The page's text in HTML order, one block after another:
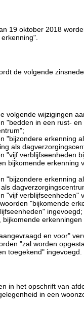
19 oktober 2018
de volgende
volgende wijzigingen
"bedden in een rust-
"bijzondere
als
"vijf
bijkomende
"bijzondere
"vijf verblijfseenheden"
"bijkomende
ingevoegd;
en voor"
"zal worden
toegekend" ingevoegd.
in het opschrift van
in een